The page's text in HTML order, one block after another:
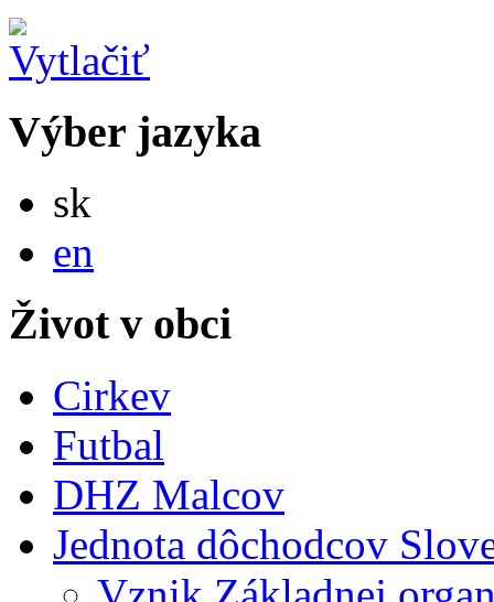
Výber jazyka
sk
en
Život v obci
Cirkev
Futbal
DHZ Malcov
Jednota dôchodcov